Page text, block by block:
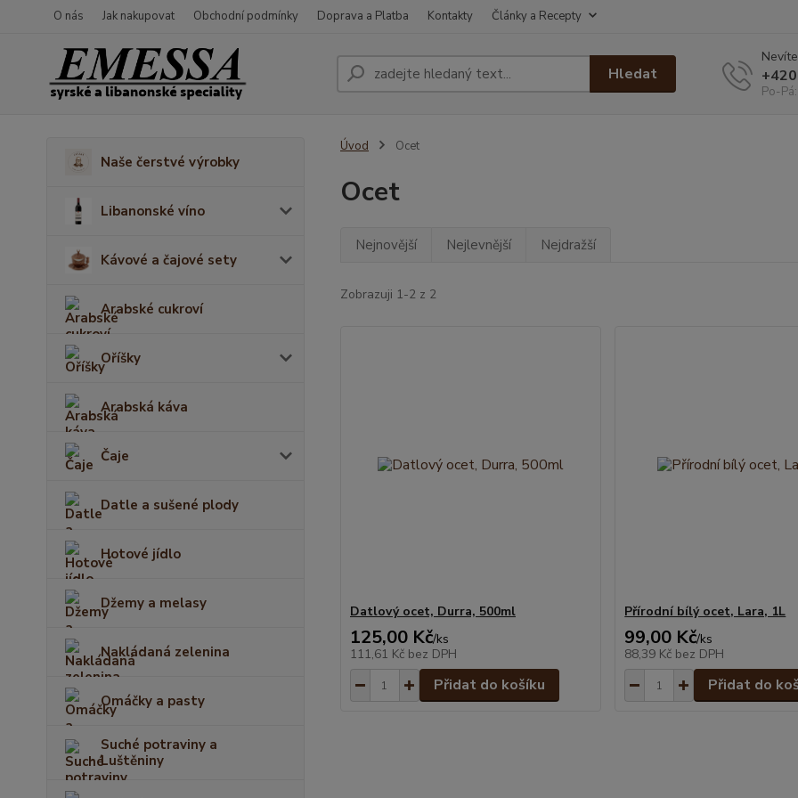
O nás Jak nakupovat Obchodní podmínky Doprava a Platba Kontakty Články a Recepty
Hledat
Po-
Naše čerstvé výrobky
Libanonské víno
Kávové a čajové sety
Arabské cukroví
Oříšky
Arabská káva
Čaje
Datle a sušené plody
Hotové jídlo
Džemy a melasy
Nakládaná zelenina
Omáčky a pasty
Suché potraviny a
Luštěniny
Úvod Ocet
Ocet
Nejnovější Nejlevnější Nejdražší
Zobrazuji 1-2 z 2
Datlový ocet, Durra, 500ml
125,00 Kč/ks
111,61 Kč bez DPH
Přidat do košíku
Přírodní bílý ocet, Lara, 1L
99,00 Kč/ks
88,39 Kč bez DPH
Přidat do